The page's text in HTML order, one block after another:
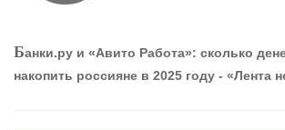
привлечь и удержать персонал -
Банки.ру и «Авито Работа»: сколько
накопить россияне в 2025 году - «Лента